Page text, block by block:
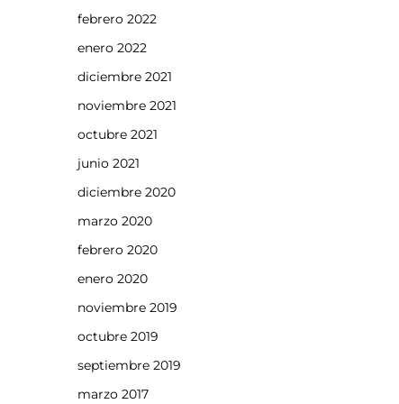
febrero 2022
enero 2022
diciembre 2021
noviembre 2021
octubre 2021
junio 2021
diciembre 2020
marzo 2020
febrero 2020
enero 2020
noviembre 2019
octubre 2019
septiembre 2019
marzo 2017